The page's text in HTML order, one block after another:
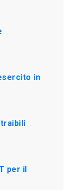
in
per il